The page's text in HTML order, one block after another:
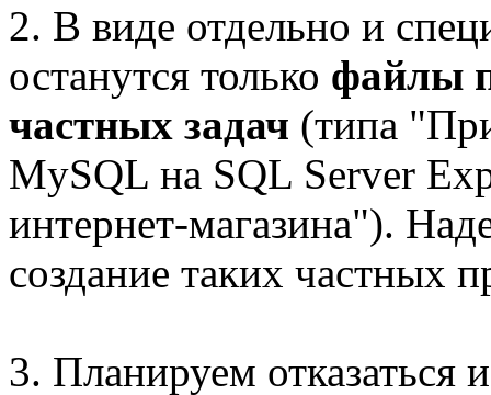
2. В виде отдельно и
останутся только файлы
частных задач (типа
MySQL на SQL Server
интернет-магазина").
создание таких частных
3. Планируем